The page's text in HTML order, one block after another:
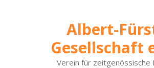
Albert-
Gesellschaft
Verein für zeitgenössische